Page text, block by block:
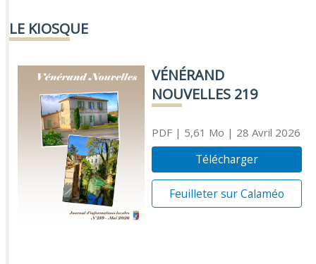
LE KIOSQUE
VÉNÉRAND
NOUVELLES 219
PDF| 5,61 Mo | 28 Avril 2026
Télécharger
Feuilleter sur Calaméo